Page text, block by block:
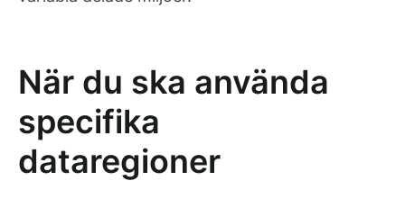
När du ska använda
specifika
dataregioner